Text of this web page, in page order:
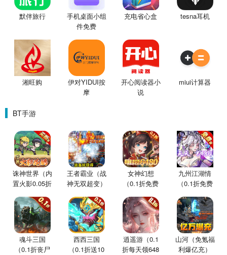
默伴旅行
手机桌面小组
件免费
充电省心盒 tesna耳机
湘旺购
伊对YIDUI按
摩
开心阅读器小
说
miui计算器
BT手游
诛神世界（内
置火影0.05折
王者霸业（战
神无双超变）
女神幻想
（0.1折免费
九州江湖情
（0.1折免费
魂斗三国
（0.1折丧尸
西西三国
（0.1折送10
逍遥游（0.1
折每天领648
山河（免氪福
利爆亿充）